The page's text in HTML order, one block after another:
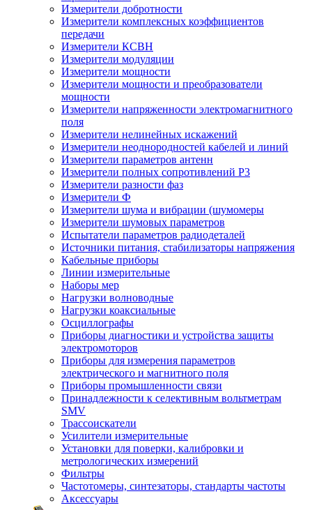
Измерители добротности
Измерители комплексных коэффициентов
передачи
Измерители КСВН
Измерители модуляции
Измерители мощности
Измерители мощности и преобразователи
мощности
Измерители напряженности электромагнитного
поля
Измерители нелинейных искажений
Измерители неоднородностей кабелей и линий
Измерители параметров антенн
Измерители полных сопротивлений Р3
Измерители разности фаз
Измерители Ф
Измерители шума и вибрации (шумомеры
Измерители шумовых параметров
Испытатели параметров радиодеталей
Источники питания, стабилизаторы напряжения
Кабельные приборы
Линии измерительные
Наборы мер
Нагрузки волноводные
Нагрузки коаксиальные
Осциллографы
Приборы диагностики и устройства защиты
электромоторов
Приборы для измерения параметров
электрического и магнитного поля
Приборы промышленности связи
Принадлежности к селективным вольтметрам
SMV
Трассоискатели
Усилители измерительные
Установки для поверки, калибровки и
метрологических измерений
Фильтры
Частотомеры, синтезаторы, стандарты частоты
Аксессуары